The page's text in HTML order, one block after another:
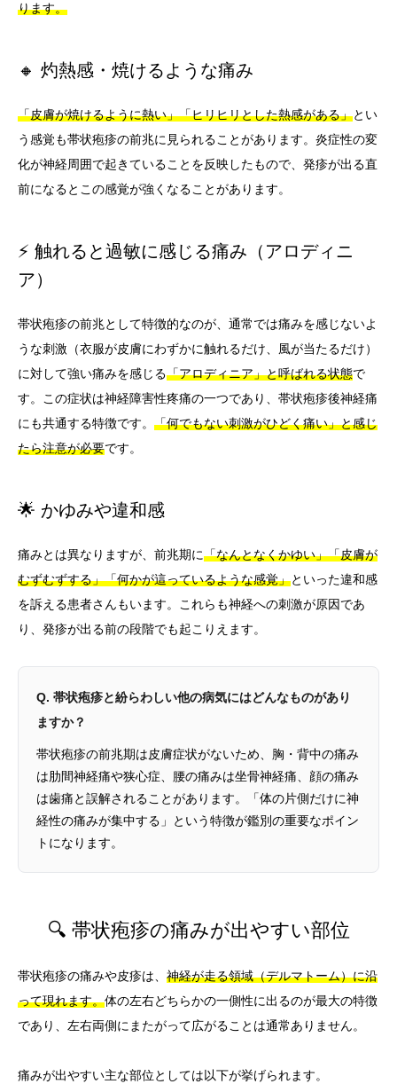
ります。
🔸 灼熱感・焼けるような痛み
「皮膚が焼けるように熱い」「ヒリヒリとした熱感がある」とい
う感覚も帯状疱疹の前兆に見られることがあります。炎症性の変
化が神経周囲で起きていることを反映したもので、発疹が出る直
前になるとこの感覚が強くなることがあります。
⚡ 触れると過敏に感じる痛み（アロディニ
ア）
帯状疱疹の前兆として特徴的なのが、通常では痛みを感じないよ
うな刺激（衣服が皮膚にわずかに触れるだけ、風が当たるだけ）
に対して強い痛みを感じる「アロディニア」と呼ばれる状態で
す。この症状は神経障害性疼痛の一つであり、帯状疱疹後神経痛
にも共通する特徴です。 「何でもない刺激がひどく痛い」と感じ
たら注意が必要です。
🌟 かゆみや違和感
痛みとは異なりますが、前兆期に「なんとなくかゆい」「皮膚が
むずむずする」「何かが這っているような感覚」といった違和感
を訴える患者さんもいます。これらも神経への刺激が原因であ
り、発疹が出る前の段階でも起こりえます。
Q. 帯状疱疹と紛らわしい他の病気にはどんなものがあり
ますか？
帯状疱疹の前兆期は皮膚症状がないため、胸・背中の痛み
は肋間神経痛や狭心症、腰の痛みは坐骨神経痛、顔の痛み
は歯痛と誤解されることがあります。「体の片側だけに神
経性の痛みが集中する」という特徴が鑑別の重要なポイン
トになります。
🔍 帯状疱疹の痛みが出やすい部位
帯状疱疹の痛みや皮疹は、 神経が走る領域（デルマトーム）に沿
って現れます。体の左右どちらかの一側性に出るのが最大の特徴
であり、左右両側にまたがって広がることは通常ありません。
痛みが出やすい主な部位としては以下が挙げられます。